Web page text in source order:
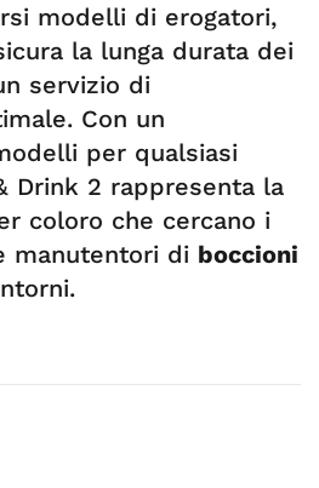
modelli di erogatori,
la lunga durata dei
servizio di
Con un
per qualsiasi
Drink 2 rappresenta la
coloro che cercano i
manutentori di boccioni